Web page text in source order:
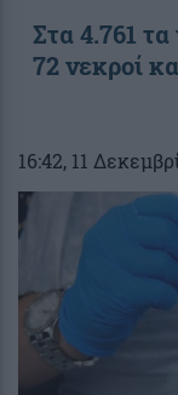
Στα 4.761
72 νεκροί
16:42, 11